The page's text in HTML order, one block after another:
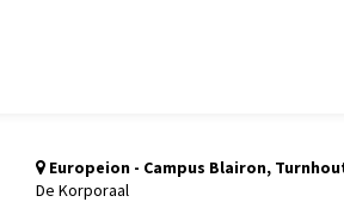
Europeion - Campus Blairon,
De Korporaal